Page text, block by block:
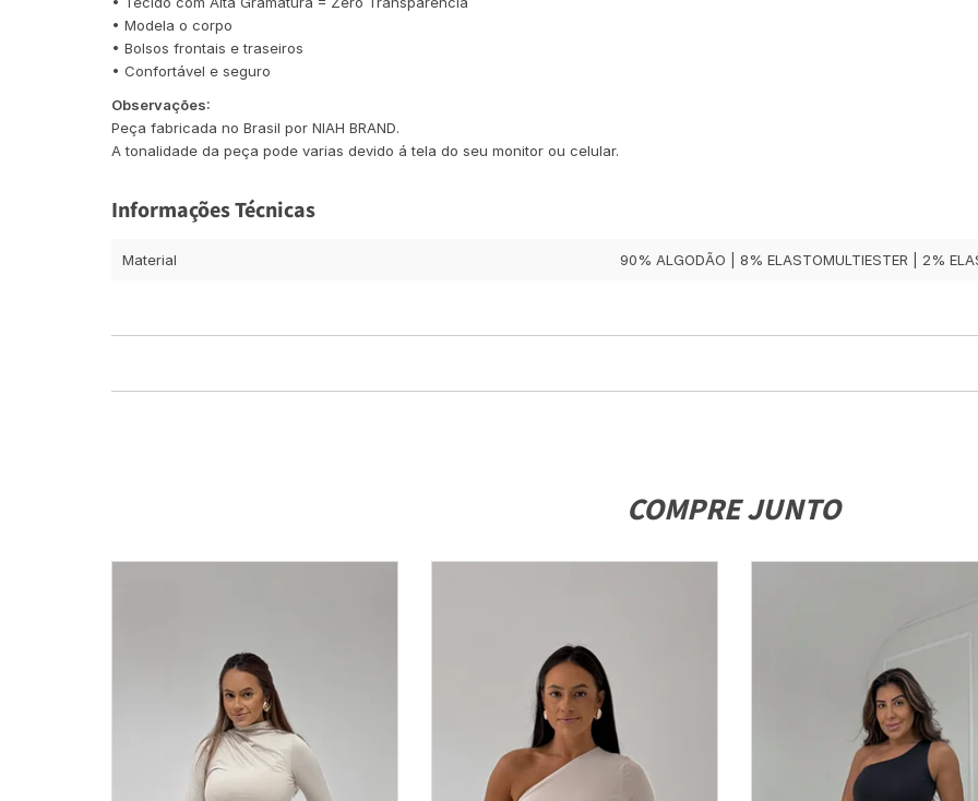
• Modela o corpo
• Bolsos frontais e traseiros
• Confortável e seguro
Observações:
Peça fabricada no Brasil por NIAH BRAND.
A tonalidade da peça pode varias devido á tela do seu monitor ou celular.
Informações Técnicas
Material 90% ALGODÃO | 8% ELASTOMULTIESTER | 2%
COMPRE JUNTO